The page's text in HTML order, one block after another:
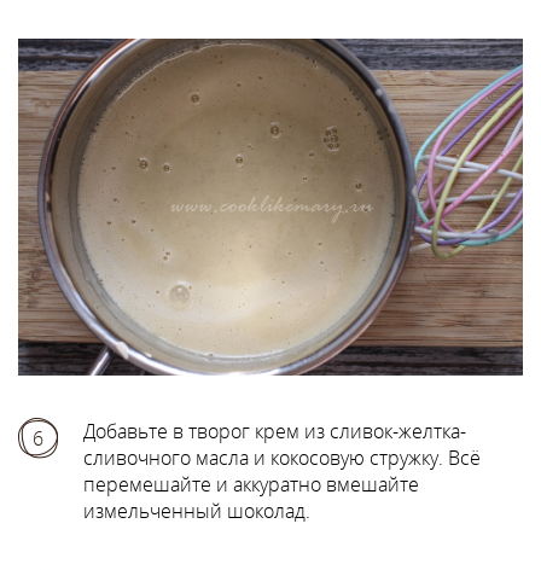
6
Добавьте в творог крем из сливок-желтка-
сливочного масла и кокосовую стружку. Всё
перемешайте и аккуратно вмешайте
измельченный шоколад.